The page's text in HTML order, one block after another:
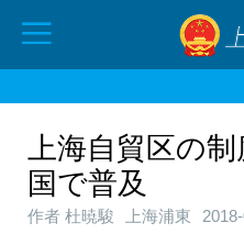
上海自貿区の
国で普及
作者 杜暁駿 上海浦東